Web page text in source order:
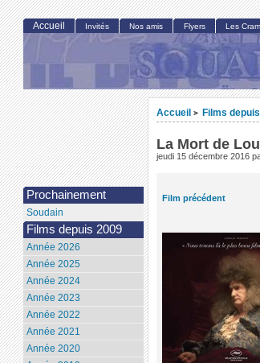
Accueil > Films
La Mort de
jeudi 15 décembre 2016
Film précédent
Accueil Invités Nos amis Flyers Les
Prochainement
Soudain
Films depuis 2009
Année 2026
Année 2025
Année 2024
Année 2023
Année 2022
Année 2021
Année 2020